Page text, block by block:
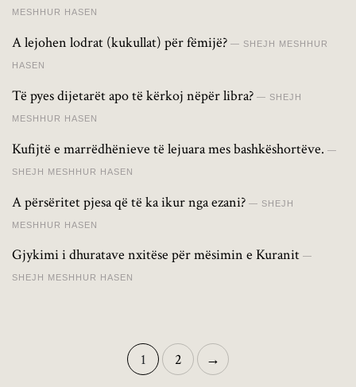
MESHHUR HASEN
A lejohen lodrat (kukullat) për fëmijë? SHEJH MESHHUR
HASEN
Të pyes dijetarët apo të kërkoj nëpër libra? SHEJH
MESHHUR HASEN
Kufijtë e marrëdhënieve të lejuara mes bashkëshortëve.
SHEJH MESHHUR HASEN
A përsëritet pjesa që të ka ikur nga ezani? SHEJH
MESHHUR HASEN
Gjykimi i dhuratave nxitëse për mësimin e Kuranit
SHEJH MESHHUR HASEN
1 2 →